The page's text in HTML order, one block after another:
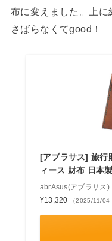
布に変えました。上
さばらなくてgood！
[アブラサス] 旅行
ィース 財布 日本
abrAsus(アブラサス)
¥13,320
（2025/11/04